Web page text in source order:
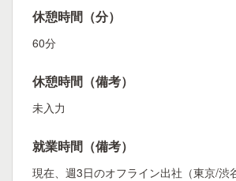
休憩時間（分）
60分
休憩時間（備考）
未入力
就業時間（備考）
現在、週3日のオフライン出社（東京/渋